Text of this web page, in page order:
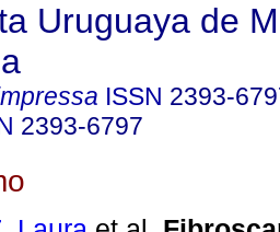
Uruguaya de
ISSN 2393-
2393-6797